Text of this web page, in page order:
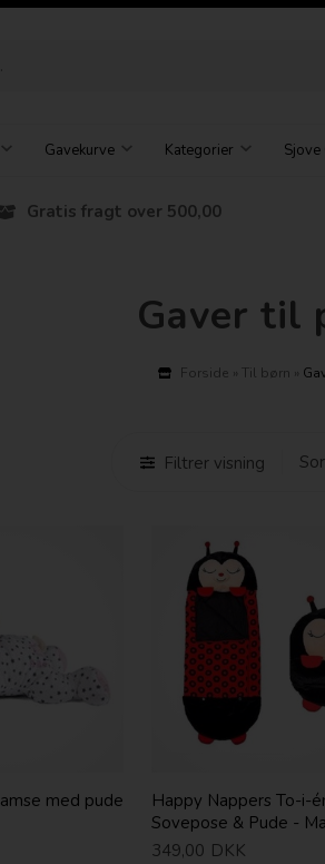
Gavekurve Kategorier Sjove
Gratis fragt over 500,00
Gaver til
Forside » Til børn »
Filtrer visning
med pude
Happy Nappers To-i-
Sovepose & Pude -
349,00 DKK